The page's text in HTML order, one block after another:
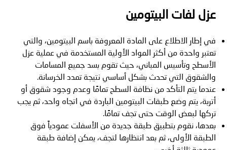
عزل لفات البيتومين
في إطار الاطلاع على المادة المعروفة باسم البيتومين، والتي
تعتبر واحدة من أكثر المواد الأولية المستخدمة في عملية عزل
الأسطح وتأسيس المباني، حيث تقوم بسد جميع المسامات
والشقوق التي تحدث بشكل أساسي نتيجة تمدد الخرسانة.
عندما يتم التأكد من نظافة السطح تمامًا وعدم وجود شقوق أو
أتربة، يتم وضع طبقات البيتومين الباردة في اتجاه واحد، ثم يجب
تركها لبعض الوقت حتى تجف تمامًا.
بعدها، نقوم بتطبيق طبقة جديدة من الأسفلت عمودياً فوق
الطبقة الأولى، ثم بعد انتظارها لتجف، يمكن إضافة طبقة